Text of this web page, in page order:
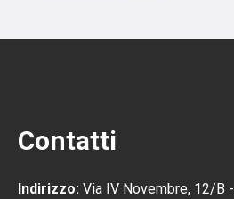
Contatti
Indirizzo: Via IV Novembre, 12/B -